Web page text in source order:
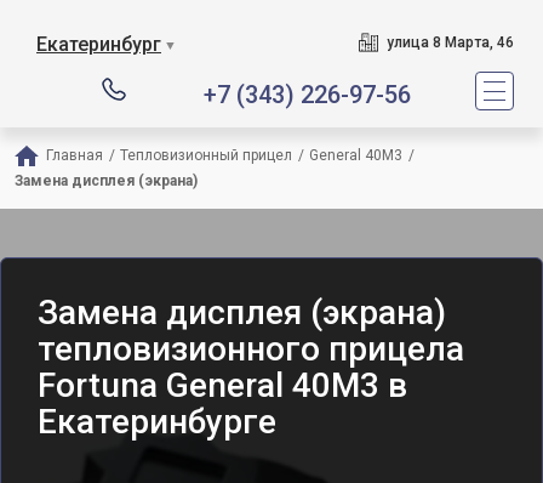
Екатеринбург ▼ улица 8 Марта, 46
+7 (343) 226-97-56
Главная / Тепловизионный прицел / General 40M3 /
Замена дисплея (экрана)
Замена дисплея (экрана)
тепловизионного прицела
Fortuna General 40M3 в
Екатеринбурге